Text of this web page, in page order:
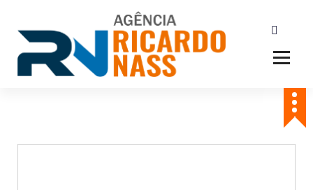
comunicação offline e online, Nossa agência atende empresas da